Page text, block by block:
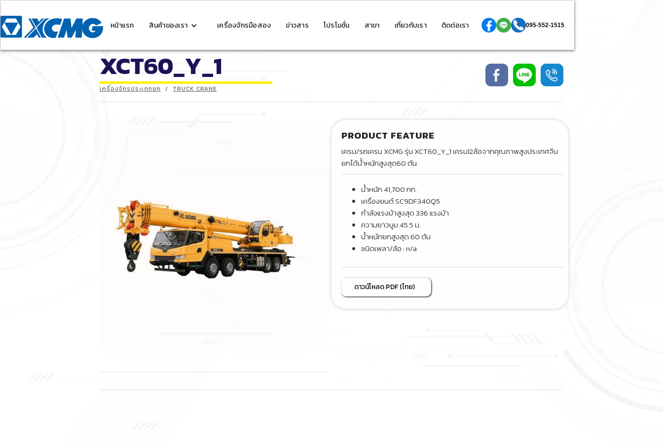
หน้าแรก สินค้าของเรา เครื่องจักรมือสอง ข่าวสาร โปรโมชั่น สาขา เกี่ยวกับเรา ติดต่อเรา 095-552-1515
XCT60_Y_1
เครื่องจักรประเภทยก / TRUCK CRANE
PRODUCT FEATURE
เครน/รถเครน XCMG รุ่น XCT60_Y_1 เครน12ล้อจากคุณภาพสูงประเทศจีน
ยกได้น้ำหนักสูงสุด60 ตัน
น้ำหนัก 41,700 กก.
เครื่องยนต์ SC9DF340Q5
กำลังแรงม้าสูงสุด 336 แรงม้า
ความยาวบูม 45.5 ม.
น้ำหนักยกสูงสุด 60 ตัน
ชนิดเพลา/ล้อ : n/a
ดาวน์โหลด PDF (ไทย)